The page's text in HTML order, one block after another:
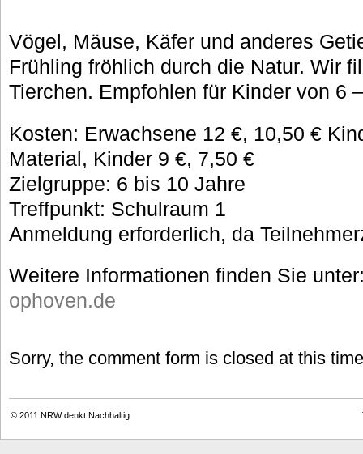
Vögel, Mäuse, Käfer und anderes
Frühling fröhlich durch die Natur. Wir
Tierchen. Empfohlen für Kinder von 6
Kosten: Erwachsene 12 €, 10,50 €
Material, Kinder 9 €, 7,50 €
Zielgruppe: 6 bis 10 Jahre
Treffpunkt: Schulraum 1
Anmeldung erforderlich, da
Weitere Informationen finden Sie
ophoven.de
Sorry, the comment form is closed at this
© 2011 NRW denkt Nachhaltig